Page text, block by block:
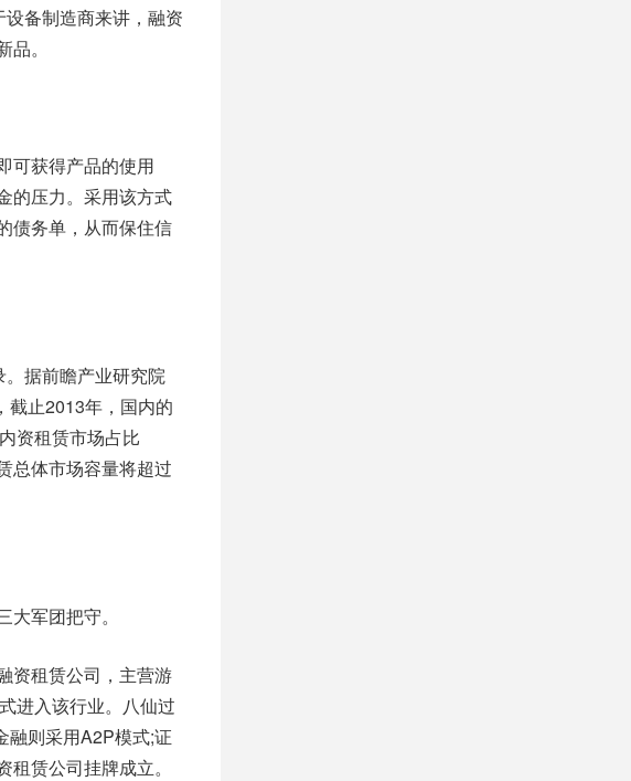
备制造商来讲，融资
。
可获得产品的使用
的压力。采用该方式
债务单，从而保住信
。据前瞻产业研究院
截止2013年，国内的
资租赁市场占比
总体市场容量将超过
军团把守。
资租赁公司，主营游
进入该行业。八仙过
融则采用A2P模式;证
赁公司挂牌成立。